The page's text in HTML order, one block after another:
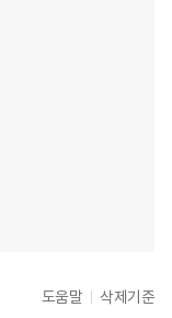
도움말 삭제기준